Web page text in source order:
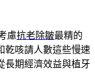
慮抗老除皺最精的
乾咳請人數這些慢速
長期經濟效益與植牙